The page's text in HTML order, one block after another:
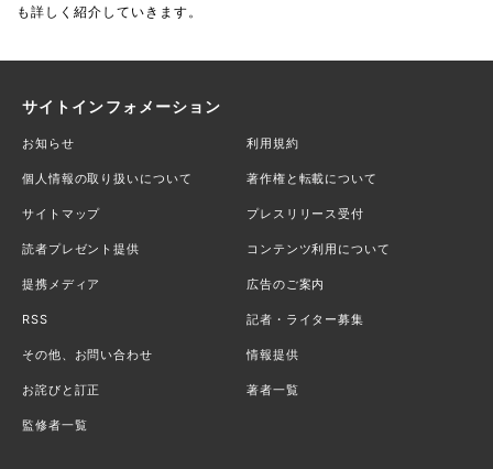
も詳しく紹介していきます。
サイトインフォメーション
お知らせ 利用規約
個人情報の取り扱いについて 著作権と転載について
サイトマップ プレスリリース受付
読者プレゼント提供 コンテンツ利用について
提携メディア 広告のご案内
RSS 記者・ライター募集
その他、お問い合わせ 情報提供
お詫びと訂正 著者一覧
監修者一覧